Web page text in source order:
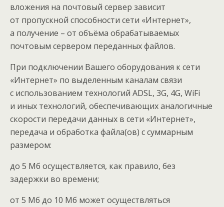
вложения на почтовый сервер зависит
от пропускной способности сети «Интернет»,
а получение – от объёма обрабатываемых
почтовым сервером переданных файлов.
При подключении Вашего оборудования к сети
«Интернет» по выделенным каналам связи
с использованием технологий ADSL, 3G, 4G, WiFi
и иных технологий, обеспечивающих аналогичные
скорости передачи данных в сети «Интернет»,
передача и обработка файла(ов) с суммарным
размером:
до 5 Мб осуществляется, как правило, без
задержки во времени;
от 5 Мб до 10 Мб может осуществляться